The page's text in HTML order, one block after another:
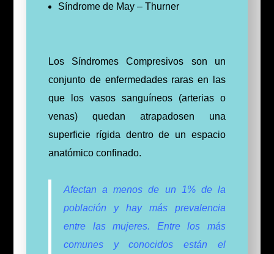
Síndrome de May – Thurner
Los Síndromes Compresivos son un
conjunto de enfermedades raras en las
que los vasos sanguíneos (arterias o
venas) quedan atrapadosen una
superficie rígida dentro de un espacio
anatómico confinado.
Afectan a menos de un 1% de la
población y hay más prevalencia
entre las mujeres. Entre los más
comunes y conocidos están el